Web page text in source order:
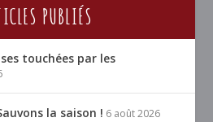
PUBLIÉS
touchées par les
la saison ! 6 août 2026